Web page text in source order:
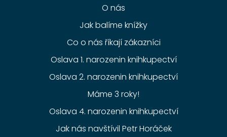
O nás
Jak balíme knížky
Co o nás říkají zákazníci
Oslava 1. narozenin knihkupectví
Oslava 2. narozenin knihkupectví
Máme 3 roky!
Oslava 4. narozenin knihkupectví
Jak nás navštívil Petr Horáček